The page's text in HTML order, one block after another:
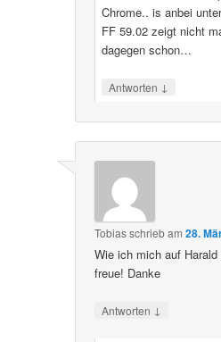
Chrome.. is anbei
FF 59.02 zeigt nicht
dagegen schon…
Antworten ↓
Tobiasschriebam28.
Wie ich mich auf
freue! Danke
Antworten ↓